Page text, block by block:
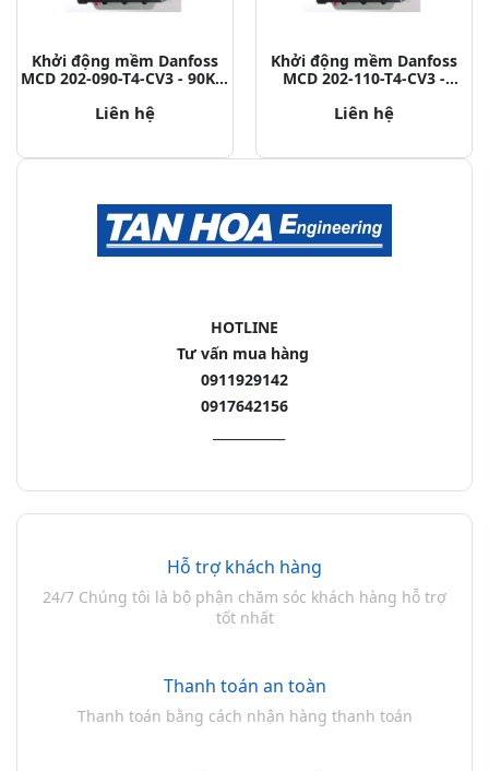
Khởi động mềm Danfoss
MCD 202-090-T4-CV3 - 90KW
Liên hệ
Khởi động mềm Danfoss
MCD 202-110-T4-CV3 -
Liên hệ
HOTLINE
Tư vấn mua hàng
0911929142
0917642156
Hỗ trợ khách hàng
24/7 Chúng tôi là bộ phận chăm sóc khách hàng hỗ trợ
tốt nhất
Thanh toán an toàn
Thanh toán bằng cách nhận hàng thanh toán